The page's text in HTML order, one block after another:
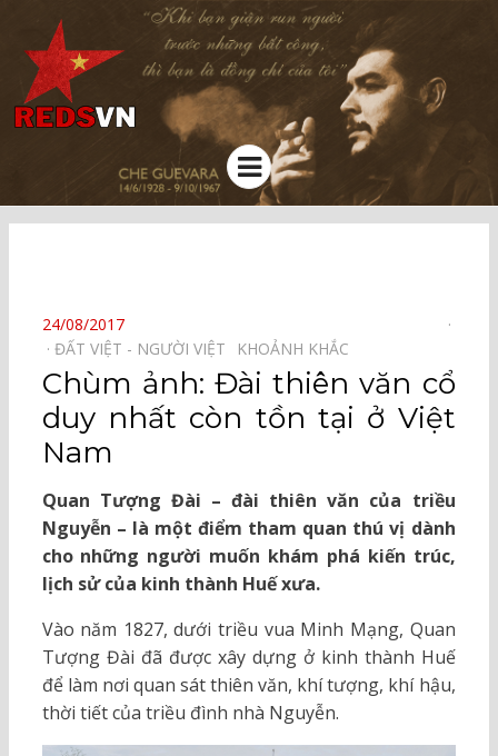
Kênh chia sẻ tri thức cộng đồng
Menu
POSTED
ON
24/08/2017
ĐẤT VIỆT - NGƯỜI VIỆT⠀
KHOẢNH KHẮC⠀
Chùm ảnh: Đài thiên văn cổ
duy nhất còn tồn tại ở Việt
Nam
Quan Tượng Đài – đài thiên văn của triều
Nguyễn – là một điểm tham quan thú vị dành
cho những người muốn khám phá kiến trúc,
lịch sử của kinh thành Huế xưa.
Vào năm 1827, dưới triều vua Minh Mạng, Quan
Tượng Đài đã được xây dựng ở kinh thành Huế
để làm nơi quan sát thiên văn, khí tượng, khí hậu,
thời tiết của triều đình nhà Nguyễn.